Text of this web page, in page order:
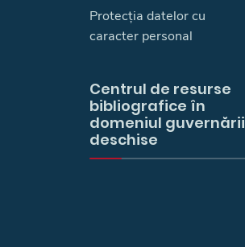
Protecția datelor cu
caracter personal
Centrul de resurse
bibliografice în
domeniul guvernării
deschise